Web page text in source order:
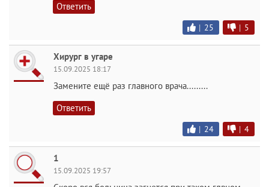
Ответить
| 25 | 5
Хирург в угаре
15.09.2025 18:17
Замените ещё раз главного врача.........
Ответить
| 24 | 4
1
15.09.2025 19:57